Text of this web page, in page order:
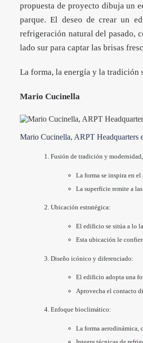
propuesta de proyecto dibuja un
parque. El deseo de crear un
refrigeración natural del pasado,
lado sur para captar las brisas
La forma, la energía y la tradición
Mario Cucinella
Mario Cucinella, ARPT Headquarters
Fusión de tradición y
La forma se inspira en
La superficie remite a
Ubicación estratégica:
El edificio se sitúa a lo
Esta ubicación le
Diseño icónico y diferenciado:
El edificio adopta una
Aprovecha el contacto
Enfoque bioclimático:
La forma aerodinámica,